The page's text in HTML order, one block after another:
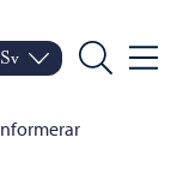
– Gå till
språk språk:
Sv
Sök Meny